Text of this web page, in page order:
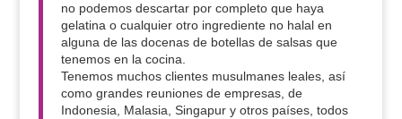
no podemos descartar por completo que haya
gelatina o cualquier otro ingrediente no halal en
alguna de las docenas de botellas de salsas que
tenemos en la cocina.
Tenemos muchos clientes musulmanes leales, así
como grandes reuniones de empresas, de
Indonesia, Malasia, Singapur y otros países, todos